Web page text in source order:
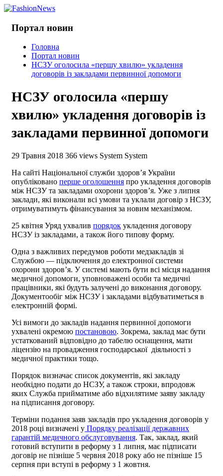
Портал новин
Головна
Портал новин
НСЗУ оголосила «першу хвилю» укладення
договорів із закладами первинної допомоги
НСЗУ оголосила «першу
хвилю» укладення договорів із
закладами первинної допомоги
29 Травня 2018 366 views System System
На сайті Національної служби здоров’я України
опубліковано перше оголошення про укладення договорів
між НСЗУ та закладами охорони здоров’я. Уже з липня
заклади, які виконали всі умови та уклали договір з НСЗУ,
отримуватимуть фінансування за новим механізмом.
25 квітня Уряд ухвалив порядок укладення договору
НСЗУ із закладами, а також його типову форму.
Одна з важливих передумов роботи медзакладів зі
Службою — підключення до електронної системи
охорони здоров’я. У системі мають бути всі місця надання
медичної допомоги, уповноважені особи та медичні
працівники, які будуть залучені до виконання договору.
Документообіг між НСЗУ і закладами відбуватиметься в
електронній формі.
Усі вимоги до закладів надання первинної допомоги
ухвалені окремою постановою. Зокрема, заклад має бути
устаткований відповідно до табелю оснащення, мати
ліцензію на провадження господарської діяльності з
медичної практики тощо.
Порядок визначає список документів, які закладу
необхідно подати до НСЗУ, а також строки, впродовж
яких Служба прийматиме або відхилятиме заяву закладу
на підписання договору.
Терміни подання заяв закладів про укладення договорів у
2018 році визначені у Порядку реалізації державних
гарантій медичного обслуговування. Так, заклад, який
готовий вступити в реформу з 1 липня, має підписати
договір не пізніше 5 червня 2018 року або не пізніше 15
серпня при вступі в реформу з 1 жовтня.